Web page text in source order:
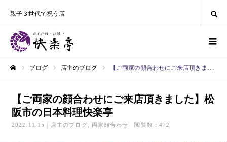
親子３世代で祝う店
ブログ 店主のブログ 【ご両家の顔合わせにご来店頂きました】ㅤㅤㅤ松阪市の日本料理快楽亭
【ご両家の顔合わせにご来店頂きました】ㅤㅤㅤ松
阪市の日本料理快楽亭
2022.11.15 店主のブログ 両家顔合わせ 閲覧数：472